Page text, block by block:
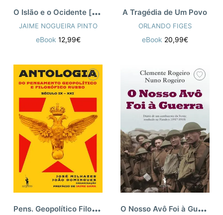
O
Islão e o Ocidente [n.e]
JAIME NOGUEIRA PINTO
eBook 12,99€
A Tragédia de Um Povo
ORLANDO FIGES
eBook 20,99€
P
ens. Geopolítico Filosófico Russo O
Nosso Avô Foi à Guerra